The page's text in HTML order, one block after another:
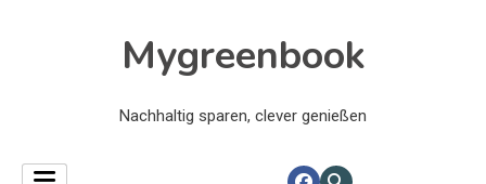
Mygreenbook
Nachhaltig sparen, clever genießen